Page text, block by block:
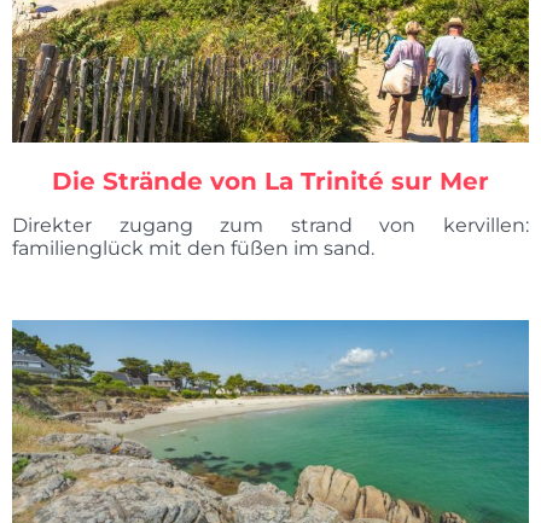
Die Strände von La Trinité sur Mer
Direkter zugang zum strand von kervillen:
familienglück mit den füßen im sand.